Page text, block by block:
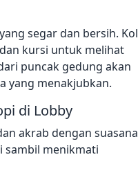
segar dan bersih.
kursi untuk melihat
puncak gedung akan
yang menakjubkan.
di Lobby
akrab dengan suasana
sambil menikmati